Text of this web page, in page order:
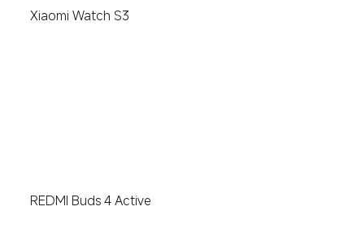
Xiaomi Watch S3
REDMI Buds 4 Active